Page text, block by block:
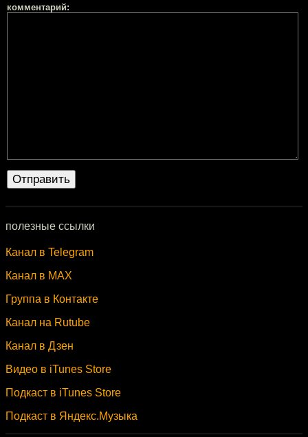
комментарий:
полезные ссылки
Канал в Telegram
Канал в MAX
Группа в Контакте
Канал на Rutube
Канал в Дзен
Видео в iTunes Store
Подкаст в iTunes Store
Подкаст в Яндекс.Музыка